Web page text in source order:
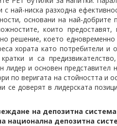
най-ниска разходна
основани на най-добрите
които предоставят,
решение, което
хората като потребители и
и са
и основен представител
по веригата на стойността и
доверят в лидерската
на депозитна
национална депозитна